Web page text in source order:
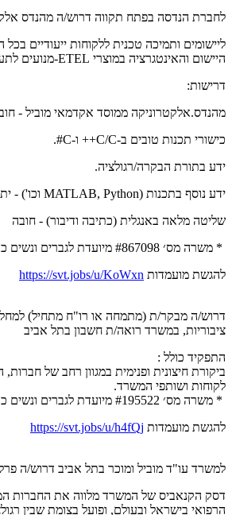
לחברת הנדסה בפתח תקווה דרוש/ה מהנדס
ליישומים ותמיכה טכנית ללקוחות ייעודיים
היישום והאינטגרציה במוצרי ETEL-מנועים לתעשיית ההייטק
דרישות:
מהנדס.אלקטרוניקה ממוסד אקדמאי מוביל -
כישורי תכנות טובים ב-C/C++ ו-C#.
ידע בתורת הבקרה/רגולציה.
ידע נוסף בתכנות (MATLAB, Python וכו') - יתרון
שליטה מלאה באנגלית (כתיבה ודיבור) - חובה
* משרה מס׳ #867098 מיועדת לגברים ונשים כאחד
להגשת מועמדות https://svt.jobs/u/KoWxn
דרוש/ה מבקר/ת (מתמחה או רו"ח מתחיל)
ציבוריות, במשרד רואה/ת חשבון בתל אביב
התפקיד כולל :
ביקורת חיצונית ופנימית במגוון רחב של
לקוחות ושותפי המשרד.
* משרה מס׳ #195522 מיועדת לגברים ונשים כאחד
להגשת מועמדות https://svt.jobs/u/h4fQj
למשרד עו"ד מוביל ומוכר בתל אביב דרוש/ה
דסק הקנאביס של המשרד מלווה את החברות
הרפואי בישראל ובעולם, ופועל בצומת שבין